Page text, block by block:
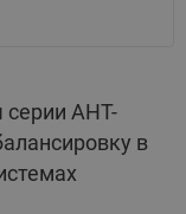
цинка, что
в
AHT-
в